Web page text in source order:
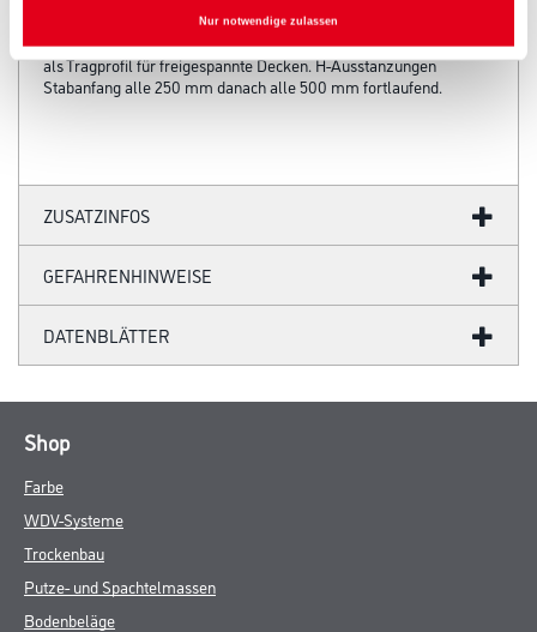
Nur notwendige zulassen
Einsatzbereich als Ständerprofil für Wände/Vorsatzschalen oder
als Tragprofil für freigespannte Decken. H-Ausstanzungen
Stabanfang alle 250 mm danach alle 500 mm fortlaufend.
ZUSATZINFOS
GEFAHRENHINWEISE
DATENBLÄTTER
Shop
Farbe
WDV-Systeme
Trockenbau
Putze- und Spachtelmassen
Bodenbeläge